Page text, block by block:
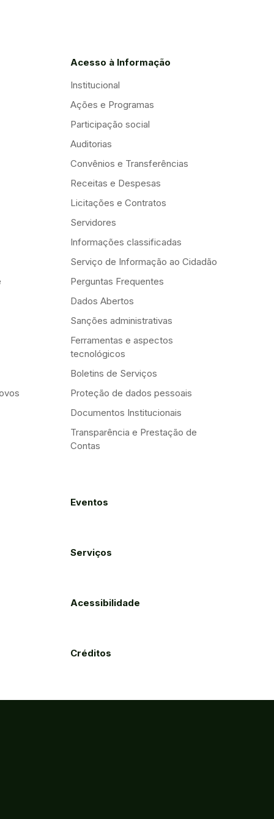
Acesso à Informação
Institucional
Ações e Programas
Participação social
Auditorias
Convênios e Transferências
Receitas e Despesas
Licitações e Contratos
Servidores
Informações classificadas
Serviço de Informação ao Cidadão
Perguntas Frequentes
Dados Abertos
Sanções administrativas
Ferramentas e aspectos
tecnológicos
Boletins de Serviços
Proteção de dados pessoais
Documentos Institucionais
Transparência e Prestação de
Contas
Eventos
Serviços
Acessibilidade
Créditos